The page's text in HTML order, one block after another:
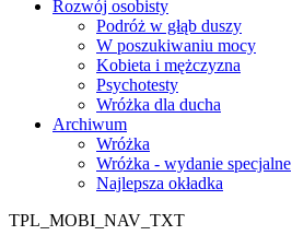
Rozwój osobisty
Podróż w głąb duszy
W poszukiwaniu mocy
Kobieta i mężczyzna
Psychotesty
Wróżka dla ducha
Archiwum
Wróżka
Wróżka - wydanie specjalne
Najlepsza okładka
TPL_MOBI_NAV_TXT